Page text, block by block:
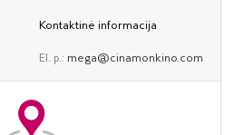
Kontaktinė informacija
El. p.: mega@cinamonkino.com